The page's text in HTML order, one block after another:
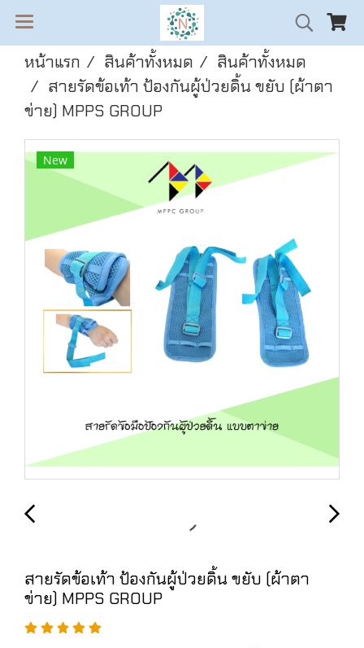
หน้าแรก สินค้าทั้งหมด
สินค้าทั้งหมด
สายรัดข้อเท้า ป้องกันผู้ป่วยดิ้น ขยับ (ผ้าตา
ข่าย) MPPS GROUP
New
สายรัดข้อเท้า ป้องกันผู้ป่วยดิ้น ขยับ (ผ้าตา
ข่าย) MPPS GROUP